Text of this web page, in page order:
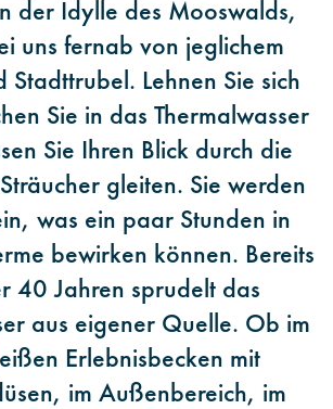
der Idylle des Mooswalds,
uns fernab von jeglichem
Lehnen Sie sich
Sie in das Thermalwasser
Sie Ihren Blick durch die
gleiten. Sie werden
was ein paar Stunden in
bewirken können. Bereits
40 Jahren sprudelt das
aus eigener Quelle. Ob im
Erlebnisbecken mit
im Außenbereich, im